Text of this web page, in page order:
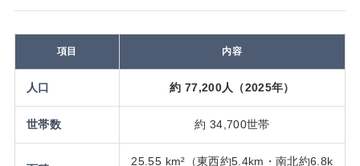
項目 内容
人口 約 77,200人（2025年）
世帯数 約 34,700世帯
25.55 km²（東西約5.4km・南北約6.8k